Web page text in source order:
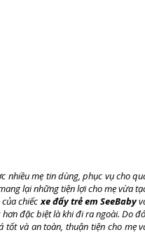
nhiều mẹ tin dùng, phục vụ cho
lại những tiện lợi cho mẹ vừa
của chiếcxe đẩy trẻ em SeeBaby
đặc biệt là khi đi ra ngoài. Do
tốt và an toàn, thuận tiện cho mẹ